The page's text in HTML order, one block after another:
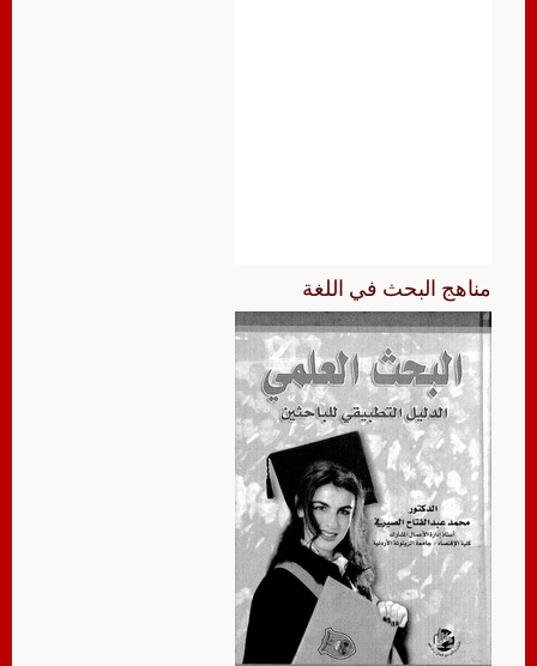
مناهج البحث في اللغة